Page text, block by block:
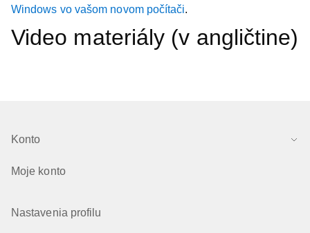
Windows vo vašom novom počítači.
Video materiály (v angličtine)
Konto
Moje konto
Nastavenia profilu